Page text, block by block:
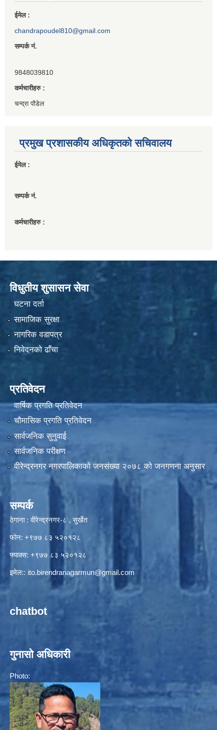
ईमेल :
chandrapoudel810@gmail.com
सम्पर्क नं.
9848039810
कर्मचारीहरु :
चन्द्रा पौडेल
प्रमुख प्रशासकीय अधिकृतको सचिवालय
ईमेल :
सम्पर्क नं.
कर्मचारीहरु :
विधुतीय शुसासन सेवा
घटना दर्ता
सामाजिक सुरक्षा
नागरिक वडापत्र
निवेदनको ढाँचा
प्रतिवेदन
वार्षिक प्रगति प्रतिवेदन
चौमासिक प्रगति प्रतिवेदन
सार्वजनिक सुनुवाई
सार्वजनिक परीक्षण
वीरेन्द्रनगर नगरपालिकाकाे जनसंख्या २०७८ काे जनगणना अनुसार
सम्पर्क
ठेगाना : वीरेन्द्रनगर-८ , सुर्खेत
फोन: +९७७ ८३ ५२०१२८
फ्याक्स: +९७७ ८३ ५२०१२८
इमेल:: ito.birendranagarmun@gmail.com
chatbot
गुनासो अधिकारी
Photo: